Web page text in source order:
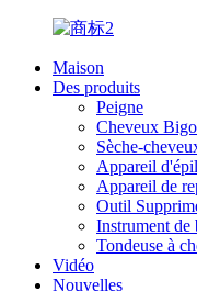
Maison
Des produits
Peigne
Cheveux
Sèche-
Appareil
Appareil de
Outil
Instrument de
Tondeuse à
Vidéo
Nouvelles